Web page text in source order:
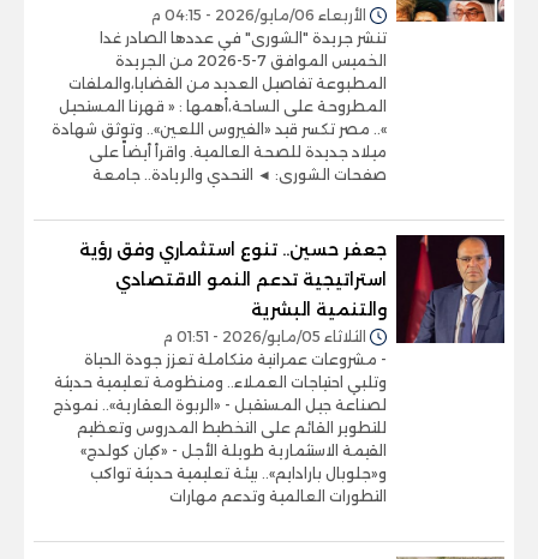
الأربعاء 06/مايو/2026 - 04:15 م
تنشر جريدة "الشورى" في عددها الصادر غدا
الخميس الموافق 7-5-2026 من الجريدة
المطبوعة تفاصيل العديد من القضايا،والملفات
المطروحة على الساحة،أهمها : « قهرنا المستحيل
».. مصر تكسر قيد «الفيروس اللعين».. وتوثق شهادة
ميلاد جديدة للصحة العالمية. واقرأ أيضاً على
صفحات الشورى: ◄ التحدي والريادة.. جامعة
جعفر حسين.. تنوع استثماري وفق رؤية
استراتيجية تدعم النمو الاقتصادي
والتنمية البشرية
الثلاثاء 05/مايو/2026 - 01:51 م
- مشروعات عمرانية متكاملة تعزز جودة الحياة
وتلبي احتياجات العملاء.. ومنظومة تعليمية حديثة
لصناعة جيل المستقبل - «الربوة العقارية».. نموذج
للتطوير القائم على التخطيط المدروس وتعظيم
القيمة الاستثمارية طويلة الأجل - «كيان كولدج»
و«جلوبال بارادايم».. بيئة تعليمية حديثة تواكب
التطورات العالمية وتدعم مهارات